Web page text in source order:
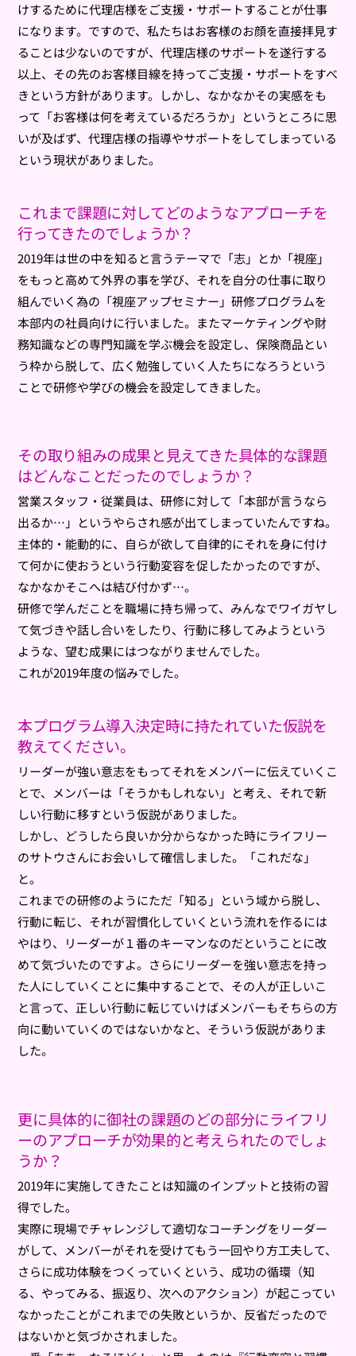
けするために代理店様をご支援・サポートすることが仕事
になります。ですので、私たちはお客様のお顔を直接拝見す
ることは少ないのですが、代理店様のサポートを遂行する
以上、その先のお客様目線を持ってご支援・サポートをすべ
きという方針があります。しかし、なかなかその実感をも
って「お客様は何を考えているだろうか」というところに思
いが及ばず、代理店様の指導やサポートをしてしまっている
という現状がありました。
これまで課題に対してどのようなアプローチを
行ってきたのでしょうか？
2019年は世の中を知ると言うテーマで「志」とか「視座」
をもっと高めて外界の事を学び、それを自分の仕事に取り
組んでいく為の「視座アップセミナー」研修プログラムを
本部内の社員向けに行いました。またマーケティングや財
務知識などの専門知識を学ぶ機会を設定し、保険商品とい
う枠から脱して、広く勉強していく人たちになろうという
ことで研修や学びの機会を設定してきました。
その取り組みの成果と見えてきた具体的な課題
はどんなことだったのでしょうか？
営業スタッフ・従業員は、研修に対して「本部が言うなら
出るか…」というやらされ感が出てしまっていたんですね。
主体的・能動的に、自らが欲して自律的にそれを身に付け
て何かに使おうという行動変容を促したかったのですが、
なかなかそこへは結び付かず…。
研修で学んだことを職場に持ち帰って、みんなでワイガヤし
て気づきや話し合いをしたり、行動に移してみようという
ような、望む成果にはつながりませんでした。
これが2019年度の悩みでした。
本プログラム導入決定時に持たれていた仮説を
教えてください。
リーダーが強い意志をもってそれをメンバーに伝えていくこ
とで、メンバーは「そうかもしれない」と考え、それで新
しい行動に移すという仮説がありました。
しかし、どうしたら良いか分からなかった時にライフリー
のサトウさんにお会いして確信しました。「これだな」
と。
これまでの研修のようにただ「知る」という域から脱し、
行動に転じ、それが習慣化していくという流れを作るには
やはり、リーダーが１番のキーマンなのだということに改
めて気づいたのですよ。さらにリーダーを強い意志を持っ
た人にしていくことに集中することで、その人が正しいこ
と言って、正しい行動に転じていけばメンバーもそちらの方
向に動いていくのではないかなと、そういう仮説がありま
した。
更に具体的に御社の課題のどの部分にライフリ
ーのアプローチが効果的と考えられたのでしょ
うか？
2019年に実施してきたことは知識のインプットと技術の習
得でした。
実際に現場でチャレンジして適切なコーチングをリーダー
がして、メンバーがそれを受けてもう一回やり方工夫して、
さらに成功体験をつくっていくという、成功の循環（知
る、やってみる、振返り、次へのアクション）が起こってい
なかったことがこれまでの失敗というか、反省だったので
はないかと気づかされました。